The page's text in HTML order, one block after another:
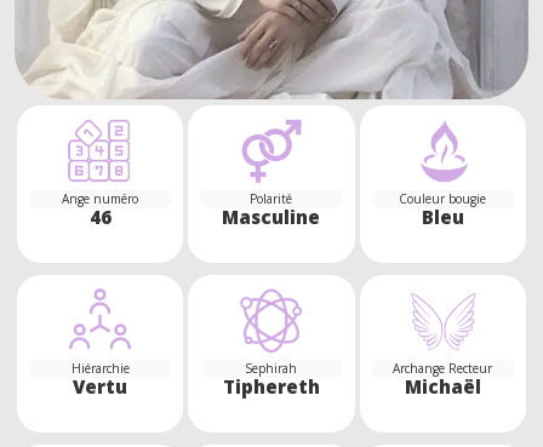
Ange numéro
46
Polarité
Masculine
Couleur bougie
Bleu
Hiérarchie
Vertu
Sephirah
Tiphereth
Archange Recteur
Michaël